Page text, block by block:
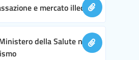
e mercato illecito
della Salute nella